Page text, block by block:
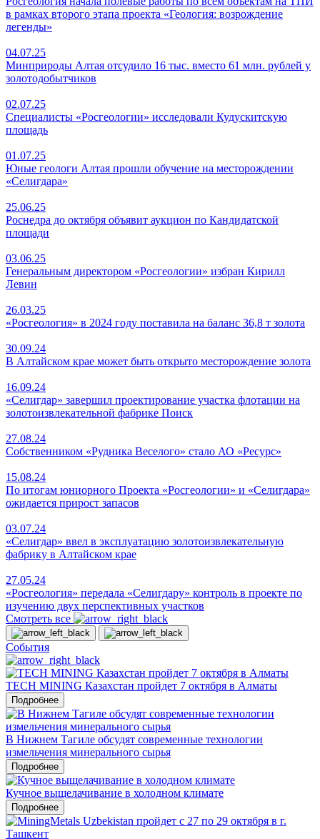
в рамках второго этапа проекта «Геология: возрождение
легенды»
04.07.25
Минприроды Алтая отсудило 16 тыс. вместо 61 млн. рублей у
золотодобытчиков
02.07.25
Специалисты «Росгеологии» исследовали Кудускитскую
площадь
01.07.25
Юные геологи Алтая прошли обучение на месторождении
«Селигдара»
25.06.25
Роснедра до октября объявит аукцион по Кандидатской
площади
03.06.25
Генеральным директором «Росгеологии» избран Кирилл
Левин
26.03.25
«Росгеология» в 2024 году поставила на баланс 36,8 т золота
30.09.24
В Алтайском крае может быть открыто месторождение золота
16.09.24
«Селигдар» завершил проектирование участка флотации на
золотоизвлекательной фабрике Поиск
27.08.24
Собственником «Рудника Веселого» стало АО «Ресурс»
15.08.24
По итогам юниорного Проекта «Росгеологии» и «Селигдара»
ожидается прирост запасов
03.07.24
«Селигдар» ввел в эксплуатацию золотоизвлекательную
фабрику в Алтайском крае
27.05.24
«Росгеология» передала «Селигдару» контроль в проекте по
изучению двух перспективных участков
Смотреть все
События
TECH MINING Казахстан пройдет 7 октября в Алматы
Подробнее
В Нижнем Тагиле обсудят современные технологии
измельчения минерального сырья
Подробнее
Кучное выщелачивание в холодном климате
Подробнее